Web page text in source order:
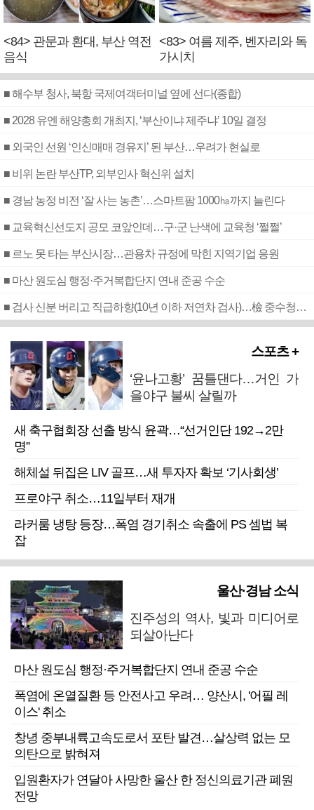
<84> 관문과 환대, 부산 역전
음식
<83> 여름 제주, 벤자리와 독
가시치
■ 해수부 청사, 북항 국제여객터미널 옆에 선다(종합)
■ 2028 유엔 해양총회 개최지, ‘부산이냐 제주냐’ 10일 결정
■ 외국인 선원 ‘인신매매 경유지’ 된 부산…우려가 현실로
■ 비위 논란 부산TP, 외부인사 혁신위 설치
■ 경남 농정 비전 ‘잘 사는 농촌’…스마트팜 1000㏊까지 늘린다
■ 교육혁신선도지 공모 코앞인데…구·군 난색에 교육청 ‘쩔쩔’
■ 르노 못 타는 부산시장…관용차 규정에 막힌 지역기업 응원
■ 마산 원도심 행정·주거복합단지 연내 준공 수순
■ 검사 신분 버리고 직급하향(10년 이하 저연차 검사)…檢 중수청행 기피
스포츠 +
‘윤나고황’ 꿈틀댄다…거인 가
을야구 불씨 살릴까
새 축구협회장 선출 방식 윤곽…“선거인단 192→2만
명”
해체설 뒤집은 LIV 골프…새 투자자 확보 ‘기사회생’
프로야구 취소…11일부터 재개
라커룸 냉탕 등장…폭염 경기취소 속출에 PS 셈법 복
잡
울산·경남 소식
진주성의 역사, 빛과 미디어로
되살아난다
마산 원도심 행정·주거복합단지 연내 준공 수순
폭염에 온열질환 등 안전사고 우려… 양산시, '어필 레
이스' 취소
창녕 중부내륙고속도로서 포탄 발견…살상력 없는 모
의탄으로 밝혀져
입원환자가 연달아 사망한 울산 한 정신의료기관 폐원
전망